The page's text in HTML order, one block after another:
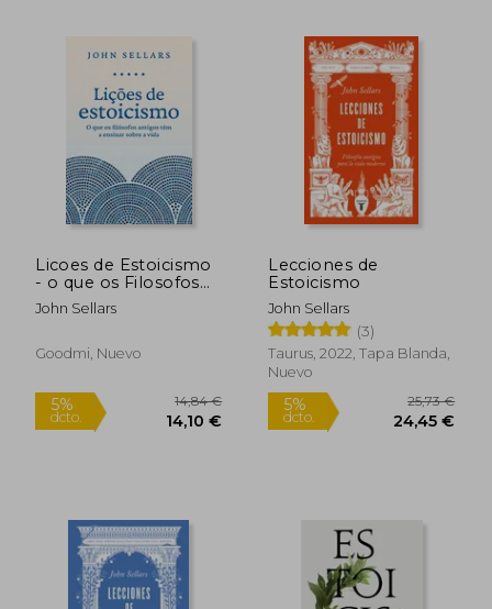
5% 5%
dcto.
Licoes de Estoicismo
- o que os Filosofos
Antigos tem a
Ensinar Sobre a Vida
Brasil) (en Portugués)
John Sellars
Goodmi, Nuevo
Lecciones de
Estoicismo
John Sellars
(3)
Taurus, 2022, Tapa Blanda,
Nuevo